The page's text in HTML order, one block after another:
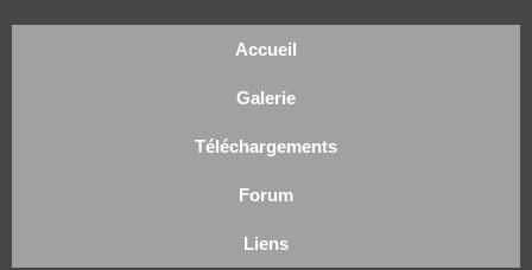
Accueil
Galerie
Téléchargements
Forum
Liens